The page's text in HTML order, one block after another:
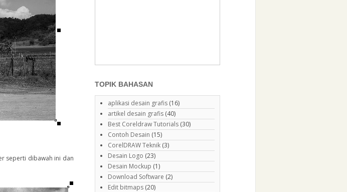
seperti dibawah ini dan
TOPIK BAHASAN
aplikasi desain grafis (16)
artikel desain grafis (40)
Best Coreldraw Tutorials (30)
Contoh Desain (15)
CorelDRAW Teknik (3)
Desain Logo (23)
Desain Mockup (1)
Download Software (2)
Edit bitmaps (20)